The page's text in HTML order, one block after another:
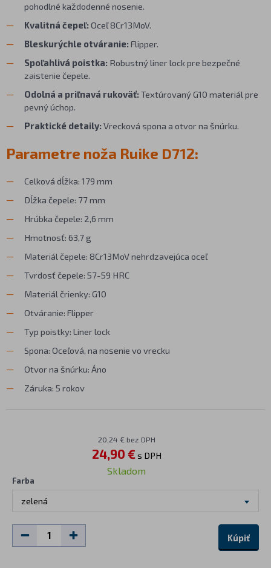
pohodlné každodenné nosenie.
Kvalitná čepeľ:Oceľ 8Cr13MoV.
Bleskurýchle otváranie:Flipper.
Spoľahlivá poistka: Robustný liner lock pre bezpečné
zaistenie čepele.
Odolná a priľnavá rukoväť:Textúrovaný G10 materiál pre
pevný úchop.
Praktické detaily:Vrecková spona a otvor na šnúrku.
Parametre noža Ruike D712:
Celková dĺžka: 179 mm
Dĺžka čepele: 77 mm
Hrúbka čepele: 2,6 mm
Hmotnosť: 63,7 g
Materiál čepele: 8Cr13MoV nehrdzavejúca oceľ
Tvrdosť čepele: 57-59 HRC
Materiál črienky: G10
Otváranie: Flipper
Typ poistky: Liner lock
Spona: Oceľová, na nosenie vo vrecku
Otvor na šnúrku: Áno
Záruka: 5 rokov
20,24 € bez DPH
24,90 €s DPH
Skladom
Farba
zelená
Kúpiť